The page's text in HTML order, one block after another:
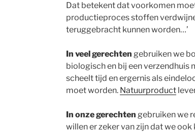
Dat betekent dat voorkomen
productieproces stoffen
teruggebracht kunnen worden…’
In veel gerechten gebruiken we
biologisch en bij een
scheelt tijd en ergernis als
moet worden. Natuurproduct
In onze gerechten gebruiken we
willen er zeker van zijn dat we